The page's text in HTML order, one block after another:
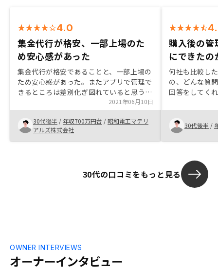
4.0
集金代行が格安、一部上場のた
め安心感があった
集金代行が格安であることと、一部上場の
ため安心感があった。またアプリで管理で
きるところは差別化ぎ図れていると思う。
アフターフォローを向上する(具体対応項
目を明確にするべき)
2021年06月10日
30代後半 / 年収700万円台 /昭和電工マテリ
アルズ株式会社
購入後の管
にできたの
何社も比較し
の、どんな質
回答をしてく
年数運用して
なっていくの
が、そこは担
ました。
30代後半 /
30代の口コミをもっと見る
オーナーインタビュー
OWNER INTERVIEWS